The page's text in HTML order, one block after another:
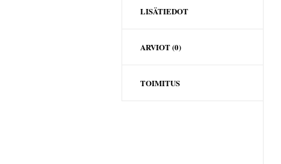
LISÄTIEDOT
ARVIOT (0)
TOIMITUS